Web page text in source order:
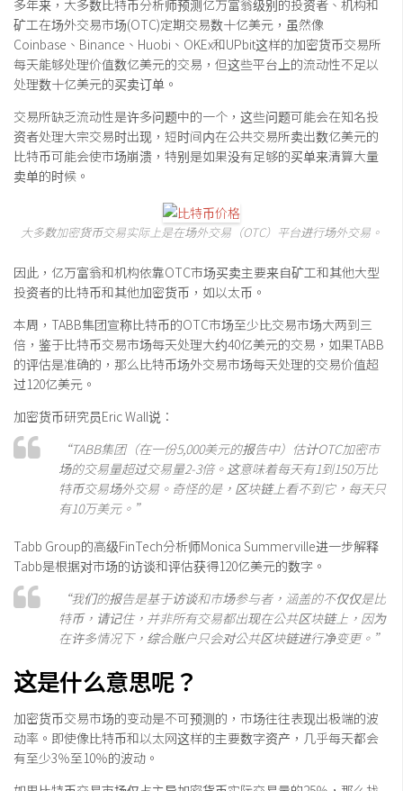
多年来，大多数比特币分析师预测亿万富翁级别的投资者、机构和
矿工在场外交易市场(OTC)定期交易数十亿美元，虽然像
Coinbase、Binance、Huobi、OKEx和UPbit这样的加密货币交易所
每天能够处理价值数亿美元的交易，但这些平台上的流动性不足以
处理数十亿美元的买卖订单。
交易所缺乏流动性是许多问题中的一个，这些问题可能会在知名投
资者处理大宗交易时出现，短时间内在公共交易所卖出数亿美元的
比特币可能会使市场崩溃，特别是如果没有足够的买单来清算大量
卖单的时候。
大多数加密货币交易实际上是在场外交易（OTC）平台进行场外交易。
因此，亿万富翁和机构依靠OTC市场买卖主要来自矿工和其他大型
投资者的比特币和其他加密货币，如以太币。
本周，TABB集团宣称比特币的OTC市场至少比交易市场大两到三
倍，鉴于比特币交易市场每天处理大约40亿美元的交易，如果TABB
的评估是准确的，那么比特币场外交易市场每天处理的交易价值超
过120亿美元。
加密货币研究员Eric Wall说：
“TABB集团（在一份5,000美元的报告中）估计OTC加密市
场的交易量超过交易量2-3倍。这意味着每天有1到150万比
特币交易场外交易。奇怪的是，区块链上看不到它，每天只
有10万美元。”
Tabb Group的高级FinTech分析师Monica Summerville进一步解释
Tabb是根据对市场的访谈和评估获得120亿美元的数字。
“我们的报告是基于访谈和市场参与者，涵盖的不仅仅是比
特币，请记住，并非所有交易都出现在公共区块链上，因为
在许多情况下，综合账户只会对公共区块链进行净变更。”
这是什么意思呢？
加密货币交易市场的变动是不可预测的，市场往往表现出极端的波
动率。即使像比特币和以太网这样的主要数字资产，几乎每天都会
有至少3％至10％的波动。